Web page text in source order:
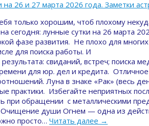
только хорошим, чтоб плохому
сегодня: лунные сутки на 26 марта
фазе развития. Не плохо для
для поиска работы. И
свиданий, встреч; поиска
для юр. дел и кредита.
Луна в знаке «Рак» (весь
практики. Избегайте неприятных
при обращении с металлическими
Очищение души Огнем — одна из
просто… Читать далее →